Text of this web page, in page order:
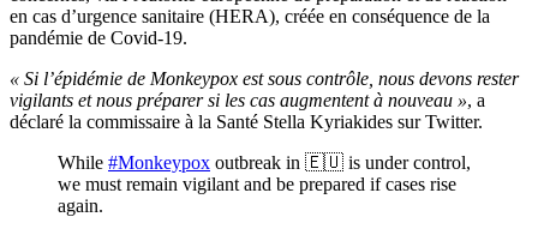
en cas d’urgence sanitaire (HERA), créée en conséquence de la
pandémie de Covid-19.
« Si l’épidémie de Monkeypox est sous contrôle, nous devons rester
vigilants et nous préparer si les cas augmentent à nouveau », a
déclaré la commissaire à la Santé Stella Kyriakides sur Twitter.
While #Monkeypox outbreak in 🇪🇺 is under control,
we must remain vigilant and be prepared if cases rise
again.